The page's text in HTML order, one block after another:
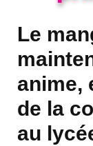
Le
anime,
de la
au